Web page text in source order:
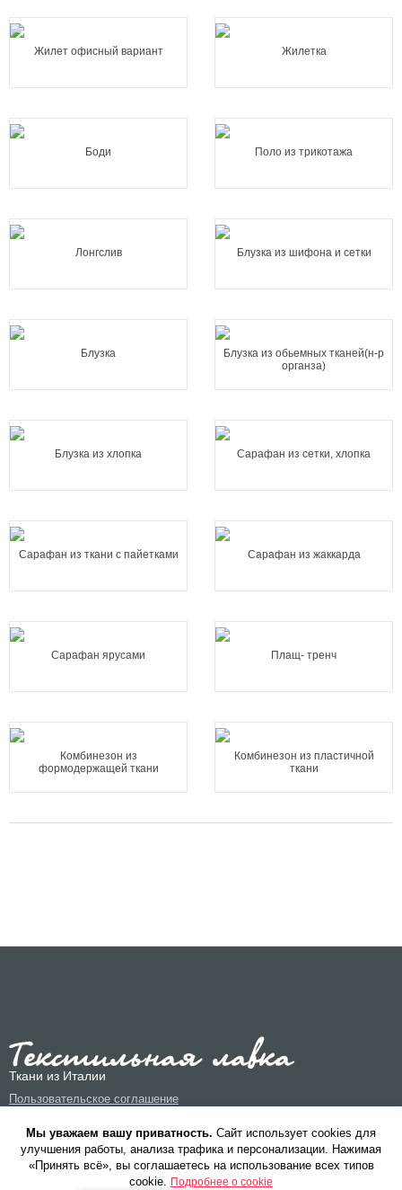
Жилет офисный вариант Жилетка
Боди Поло из трикотажа
Лонгслив Блузка из шифона и сетки
Блузка
Блузка из обьемных тканей(н-р
органза)
Блузка из хлопка Сарафан из сетки, хлопка
Сарафан из ткани с пайетками Сарафан из жаккарда
Сарафан ярусами Плащ- тренч
Комбинезон из
формодержащей ткани
Комбинезон из пластичной
ткани
Ткани из Италии
Пользовательское соглашение
Политика конфиденциальности
Мы уважаем вашу приватность. Cайт использует cookies для
улучшения работы, анализа трафика и персонализации. Нажимая
«Принять всё», вы соглашаетесь на использование всех типов
cookie. Подробнее о cookie